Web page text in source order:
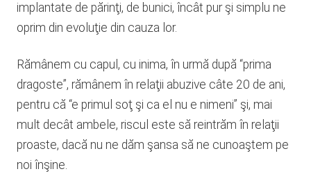
implantate de părinţi, de bunici, încât pur şi simplu ne
oprim din evoluţie din cauza lor.
Rămânem cu capul, cu inima, în urmă după “prima
dragoste”, rămânem în relaţii abuzive câte 20 de ani,
pentru că “e primul soţ şi ca el nu e nimeni” şi, mai
mult decât ambele, riscul este să reintrăm în relaţii
proaste, dacă nu ne dăm şansa să ne cunoaştem pe
noi înşine.